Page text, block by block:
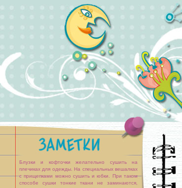
Блузки и кофточки желательно сушить на
плечиках для одежды. На специальных вешалках
с прищепками можно сушить и юбки. При таком
способе сушки тонкие ткани не заминаются,